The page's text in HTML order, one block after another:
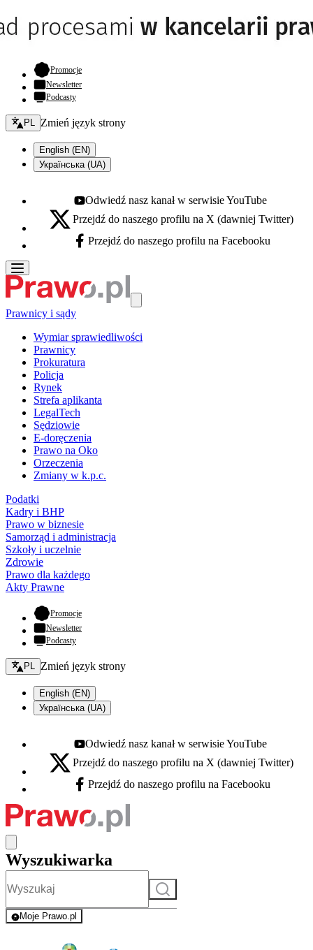
Promocje- otwiera się w nowej karcie
Newsletter
Podcasty
Zmień język - bieżący:
PL Zmień język strony
English (EN)
Українська (UA)
Youtube - otwiera się w nowej karcie
Odwiedź nasz kanał w serwisie YouTube
X - otwiera się w nowej karcie
Przejdź do naszego profilu na X (dawniej Twitter)
Facebook - otwiera się w nowej karcie
Przejdź do naszego profilu na Facebooku
Prawnicy i sądy
Wymiar sprawiedliwości
Prawnicy
Prokuratura
Policja
Rynek
Strefa aplikanta
LegalTech
Sędziowie
E-doręczenia
Prawo na Oko
Orzeczenia
Zmiany w k.p.c.
Podatki
Kadry i BHP
Prawo w biznesie
Samorząd i administracja
Szkoły i uczelnie
Zdrowie
Prawo dla każdego
Akty Prawne
Promocje- otwiera się w nowej karcie
Newsletter
Podcasty
Zmień język - bieżący:
PL Zmień język strony
English (EN)
Українська (UA)
Youtube - otwiera się w nowej karcie
Odwiedź nasz kanał w serwisie YouTube
X - otwiera się w nowej karcie
Przejdź do naszego profilu na X (dawniej Twitter)
Facebook - otwiera się w nowej karcie
Przejdź do naszego profilu na Facebooku
Wyszukiwarka
Szukaj
Moje Prawo.pl
- rejestracja i logowanie do serwisu